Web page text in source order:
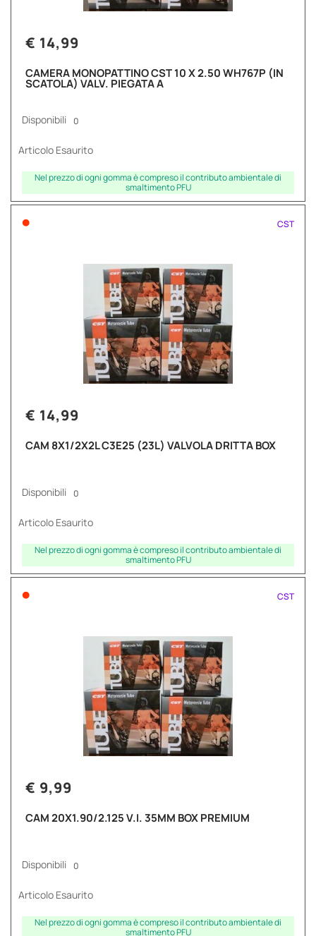
€ 14,99
CAMERA MONOPATTINO CST 10 X 2.50 WH767P (IN
SCATOLA) VALV. PIEGATA A
Disponibili 0
Articolo Esaurito
Nel prezzo di ogni gomma è compreso il contributo ambientale di
smaltimento PFU
• CST
€ 14,99
CAM 8X1/2X2L C3E25 (23L) VALVOLA DRITTA BOX
Disponibili 0
Articolo Esaurito
Nel prezzo di ogni gomma è compreso il contributo ambientale di
smaltimento PFU
• CST
€ 9,99
CAM 20X1.90/2.125 V.I. 35MM BOX PREMIUM
Disponibili 0
Articolo Esaurito
Nel prezzo di ogni gomma è compreso il contributo ambientale di
smaltimento PFU